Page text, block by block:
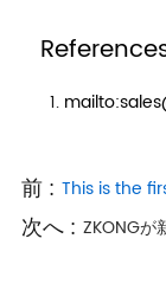
前 : This is the
次へ : ZKONGが